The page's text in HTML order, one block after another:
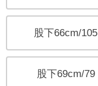
股下66cm/105
股下69cm/79